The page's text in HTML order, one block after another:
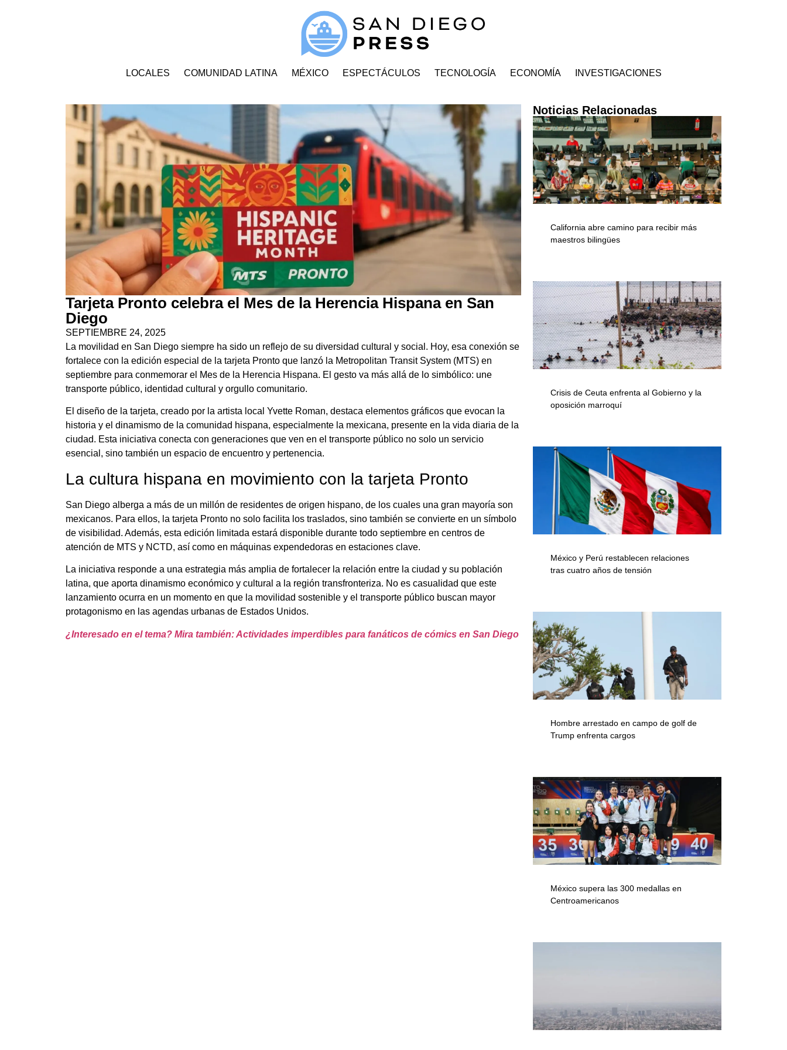
LOCALES COMUNIDAD LATINA MÉXICO ESPECTÁCULOS TECNOLOGÍA ECONOMÍA INVESTIGACIONES
Tarjeta Pronto celebra el Mes de la Herencia Hispana en San
Diego
SEPTIEMBRE 24, 2025
La movilidad en San Diego siempre ha sido un reflejo de su diversidad cultural y social. Hoy, esa conexión se
fortalece con la edición especial de la tarjeta Pronto que lanzó la Metropolitan Transit System (MTS) en
septiembre para conmemorar el Mes de la Herencia Hispana. El gesto va más allá de lo simbólico: une
transporte público, identidad cultural y orgullo comunitario.
El diseño de la tarjeta, creado por la artista local Yvette Roman, destaca elementos gráficos que evocan la
historia y el dinamismo de la comunidad hispana, especialmente la mexicana, presente en la vida diaria de la
ciudad. Esta iniciativa conecta con generaciones que ven en el transporte público no solo un servicio
esencial, sino también un espacio de encuentro y pertenencia.
La cultura hispana en movimiento con la tarjeta Pronto
San Diego alberga a más de un millón de residentes de origen hispano, de los cuales una gran mayoría son
mexicanos. Para ellos, la tarjeta Pronto no solo facilita los traslados, sino también se convierte en un símbolo
de visibilidad. Además, esta edición limitada estará disponible durante todo septiembre en centros de
atención de MTS y NCTD, así como en máquinas expendedoras en estaciones clave.
La iniciativa responde a una estrategia más amplia de fortalecer la relación entre la ciudad y su población
latina, que aporta dinamismo económico y cultural a la región transfronteriza. No es casualidad que este
lanzamiento ocurra en un momento en que la movilidad sostenible y el transporte público buscan mayor
protagonismo en las agendas urbanas de Estados Unidos.
¿Interesado en el tema? Mira también: Actividades imperdibles para fanáticos de cómics en San Diego
Noticias Relacionadas
California abre camino para recibir más
maestros bilingües
Crisis de Ceuta enfrenta al Gobierno y la
oposición marroquí
México y Perú restablecen relaciones
tras cuatro años de tensión
Hombre arrestado en campo de golf de
Trump enfrenta cargos
México supera las 300 medallas en
Centroamericanos